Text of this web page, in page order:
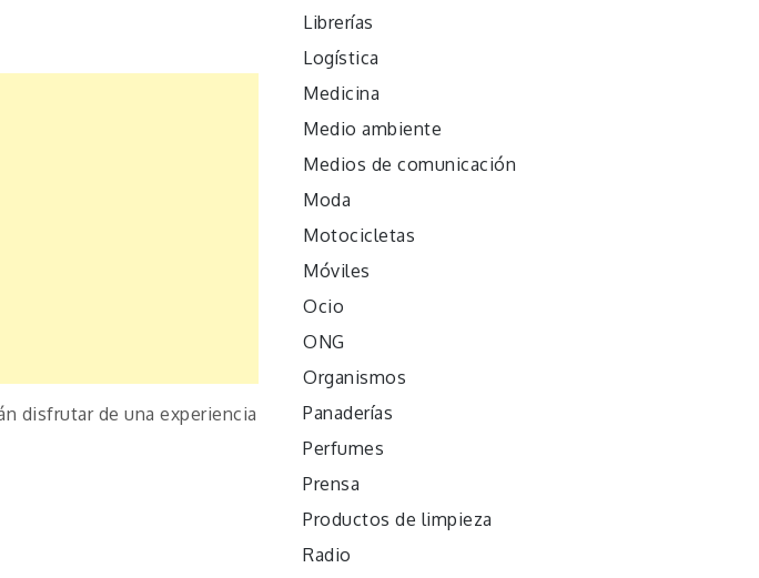
disfrutar de una experiencia
Librerías
Logística
Medicina
Medio ambiente
Medios de comunicación
Moda
Motocicletas
Móviles
Ocio
ONG
Organismos
Panaderías
Perfumes
Prensa
Productos de limpieza
Radio